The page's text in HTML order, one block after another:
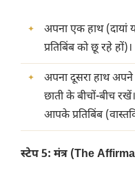
​अपना एक हाथ
प्रतिबिंब को छू रहे हों)।
​अपना दूसरा हाथ
छाती के बीचों-बीच
आपके प्रतिबिंब
स्टेप 5: मंत्र (The